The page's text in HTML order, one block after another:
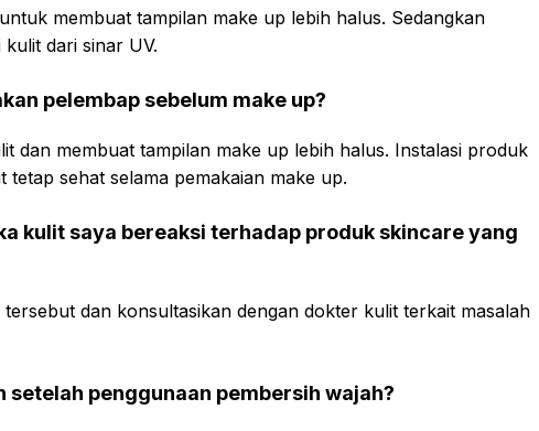
membuat tampilan make up lebih halus. Sedangkan
dari sinar UV.
pelembap sebelum make up?
dan membuat tampilan make up lebih halus. Instalasi produk
sehat selama pemakaian make up.
kulit saya bereaksi terhadap produk skincare yang
dan konsultasikan dengan dokter kulit terkait masalah
setelah penggunaan pembersih wajah?